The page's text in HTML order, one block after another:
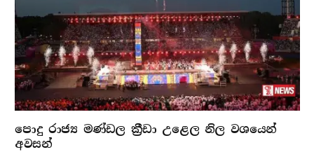
පොදු රාජ්‍ය මණ්ඩල ක්‍රීඩා උළෙල නිල වශයෙන්
අවසන්